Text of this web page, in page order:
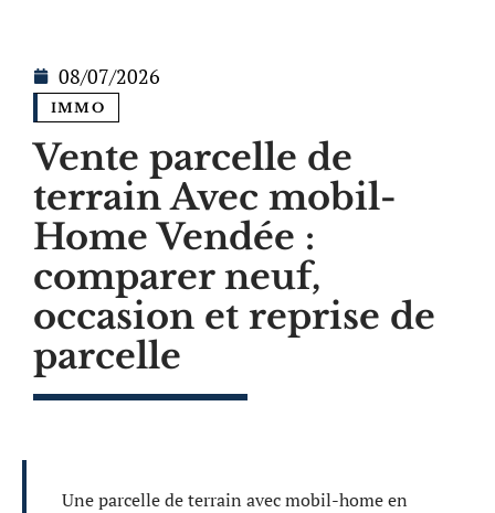
08/07/2026
IMMO
Vente parcelle de
terrain Avec mobil-
Home Vendée :
comparer neuf,
occasion et reprise de
parcelle
Une parcelle de terrain avec mobil-home en